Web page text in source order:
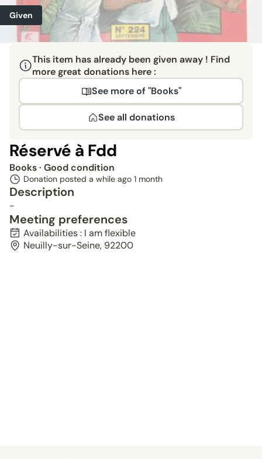
Given
This item has already been given away ! Find
more great donations here :
See more of "Books"
See all donations
Réservé à Fdd
Books· Good condition
Donation posted a while ago 1 month
Description
-
Meeting preferences
Availabilities : I am flexible
Neuilly-sur-Seine, 92200